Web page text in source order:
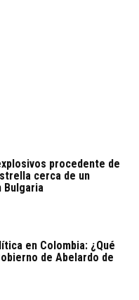
procedente de
cerca de un
Bulgaria
en Colombia: ¿Qué
de Abelardo de